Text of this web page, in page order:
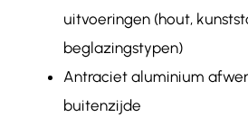
uitvoeringen (hout,
beglazingstypen)
Antraciet aluminium
buitenzijde